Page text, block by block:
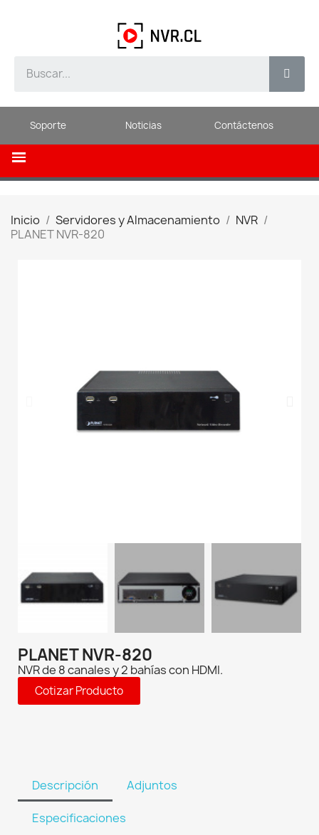
Soporte Noticias Contáctenos
Inicio Servidores y Almacenamiento
NVR
PLANET NVR-820
PLANET NVR-820
NVR de 8 canales y 2 bahías con HDMI.
Cotizar Producto
Descripción Adjuntos
Especificaciones